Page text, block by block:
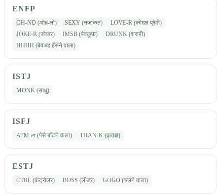
ENFP
OH-NO (ओह-नो) SEXY (नज़ाकत)
LOVE-R (कोमल प्रेमी)
JOKE-R (जोकर)
IMSB (बेवक़ूफ़)
DRUNK (शराबी)
HHHH (बेवजह हँसने वाला)
ISTJ
MONK (साधु)
ISFJ
ATM-er (पैसे बाँटने वाला) THAN-K (कृतज्ञ)
ESTJ
CTRL (कंट्रोलर) BOSS (लीडर) GOGO (चलने वाला)